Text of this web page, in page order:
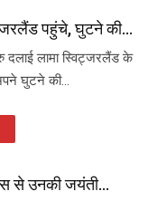
पहुंचे, घुटने की...
दलाई लामा स्विट्जरलैंड के
घुटने की...
से उनकी जयंती...